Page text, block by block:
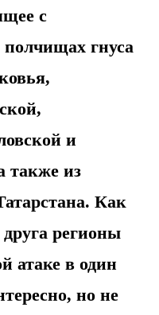
с
гнуса
и
также из
Как
регионы
атаке в один
но не